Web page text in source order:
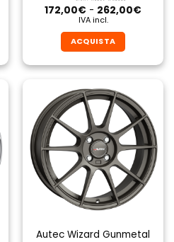
172,00€ - 262,00€Fascia
IVA incl.
ACQUISTA
prodotto
ha
più
varianti.
Le
opzioni
possono
essere
scelte
nella
del
Autec Wizard Gunmetal